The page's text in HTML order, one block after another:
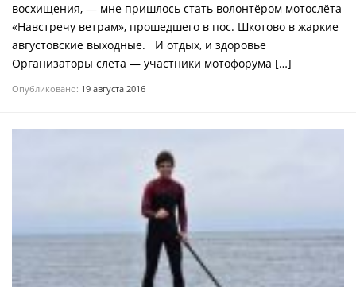
восхищения, — мне пришлось стать волонтёром мотослёта
«Навстречу ветрам», прошедшего в пос. Шкотово в жаркие
августовские выходные. И отдых, и здоровье
Организаторы слёта — участники мотофорума […]
Опубликовано: 19 августа 2016